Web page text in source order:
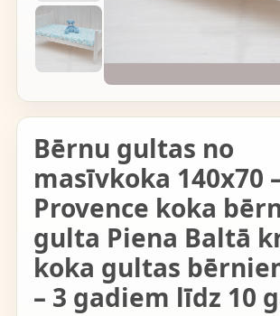
Bērnu gultas no
masīvkoka 140x70
Provence koka
gulta Piena Baltā
koka gultas
– 3 gadiem līdz 10